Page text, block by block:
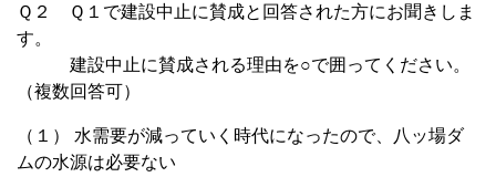
Ｑ２ Ｑ１で建設中止に賛成と回答された方にお聞きしま
す。
建設中止に賛成される理由を○で囲ってください。
（複数回答可）
（１） 水需要が減っていく時代になったので、八ッ場ダ
ムの水源は必要ない